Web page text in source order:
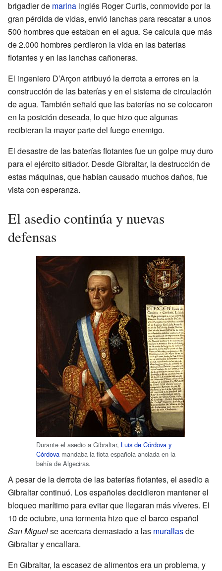
brigadier de marina inglés Roger Curtis, conmovido por la
gran pérdida de vidas, envió lanchas para rescatar a unos
500 hombres que estaban en el agua. Se calcula que más
de 2.000 hombres perdieron la vida en las baterías
flotantes y en las lanchas cañoneras.
El ingeniero D’Arçon atribuyó la derrota a errores en la
construcción de las baterías y en el sistema de circulación
de agua. También señaló que las baterías no se colocaron
en la posición deseada, lo que hizo que algunas
recibieran la mayor parte del fuego enemigo.
El desastre de las baterías flotantes fue un golpe muy duro
para el ejército sitiador. Desde Gibraltar, la destrucción de
estas máquinas, que habían causado muchos daños, fue
vista con esperanza.
El asedio continúa y nuevas
defensas
Durante el asedio a Gibraltar, Luis de Córdova y
Córdova mandaba la flota española anclada en la
bahía de Algeciras.
A pesar de la derrota de las baterías flotantes, el asedio a
Gibraltar continuó. Los españoles decidieron mantener el
bloqueo marítimo para evitar que llegaran más víveres. El
10 de octubre, una tormenta hizo que el barco español
San Miguelse acercara demasiado a las murallasde
Gibraltar y encallara.
En Gibraltar, la escasez de alimentos era un problema, y